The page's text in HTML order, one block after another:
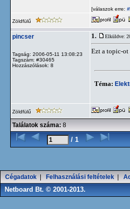
[válaszok erre:
Zöldfülű
pincser
Tagság: 2006-05-11 13:08:23
Tagszám: #30465
Hozzászólások: 8
1. Elküldve:
Ezt a topic-ot
Téma:
Zöldfülű
Találatok száma: 8
/ 1
Cégadatok Felhasználási feltételek
Netboard Bt. © 2001-2013.